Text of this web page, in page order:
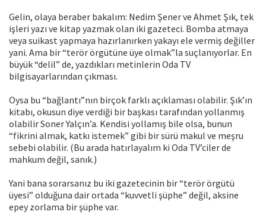
Gelin, olaya beraber bakalım: Nedim Şener ve Ahmet Şık, tek
işleri yazı ve kitap yazmak olan iki gazeteci. Bomba atmaya
veya suikast yapmaya hazırlanırken yakayı ele vermiş değiller
yani. Ama bir “terör örgütüne üye olmak”la suçlanıyorlar. En
büyük “delil” de, yazdıkları metinlerin Oda TV
bilgisayarlarından çıkması.
Oysa bu “bağlantı”nın birçok farklı açıklaması olabilir. Şık’ın
kitabı, okusun diye verdiği bir başkası tarafından yollanmış
olabilir Soner Yalçın’a. Kendisi yollamış bile olsa, bunun
“fikrini almak, katkı istemek” gibi bir sürü makul ve meşru
sebebi olabilir. (Bu arada hatırlayalım ki Oda TV’ciler de
mahkum değil, sanık.)
Yani bana sorarsanız bu iki gazetecinin bir “terör örgütü
üyesi” olduğuna dair ortada “kuvvetli şüphe” değil, aksine
epey zorlama bir şüphe var.